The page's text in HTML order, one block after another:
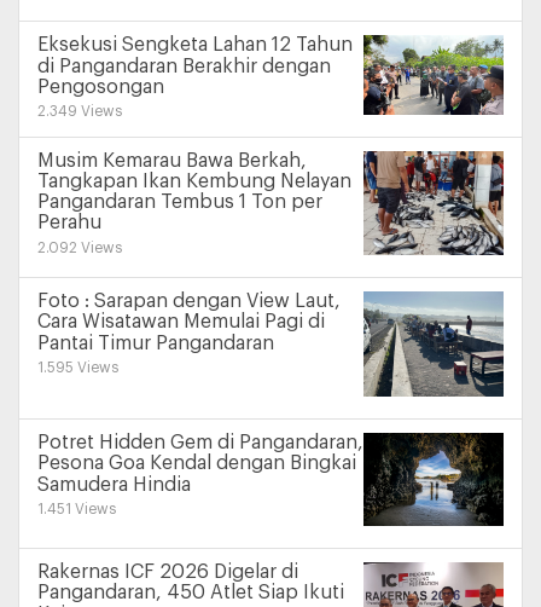
Eksekusi Sengketa Lahan 12 Tahun
di Pangandaran Berakhir dengan
Pengosongan
2.349 Views
Musim Kemarau Bawa Berkah,
Tangkapan Ikan Kembung Nelayan
Pangandaran Tembus 1 Ton per
Perahu
2.092 Views
Foto : Sarapan dengan View Laut,
Cara Wisatawan Memulai Pagi di
Pantai Timur Pangandaran
1.595 Views
Potret Hidden Gem di Pangandaran,
Pesona Goa Kendal dengan Bingkai
Samudera Hindia
1.451 Views
Rakernas ICF 2026 Digelar di
Pangandaran, 450 Atlet Siap Ikuti